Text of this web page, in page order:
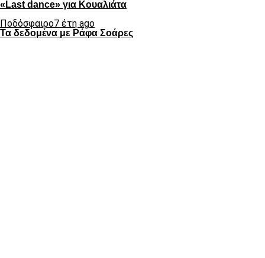
«Last dance» για Κουαλιάτα
Ποδόσφαιρο7 έτη ago
Τα δεδομένα με Ράφα Σοάρες